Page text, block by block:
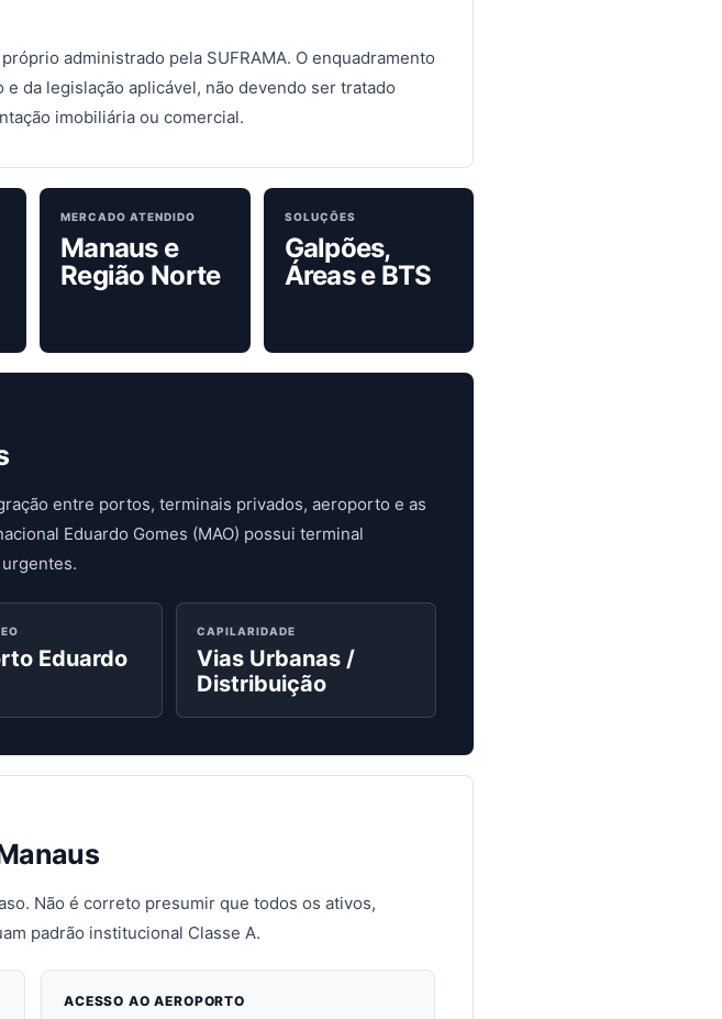
administrado pela SUFRAMA. O enquadramento
da legislação aplicável, não devendo ser tratado
imobiliária ou comercial.
MERCADO ATENDIDO
Manaus e
Região Norte
SOLUÇÕES
Galpões,
Áreas e BTS
entre portos, terminais privados, aeroporto e as
Eduardo Gomes (MAO) possui terminal
Eduardo
CAPILARIDADE
Vias Urbanas /
Distribuição
Não é correto presumir que todos os ativos,
padrão institucional Classe A.
ACESSO AO AEROPORTO